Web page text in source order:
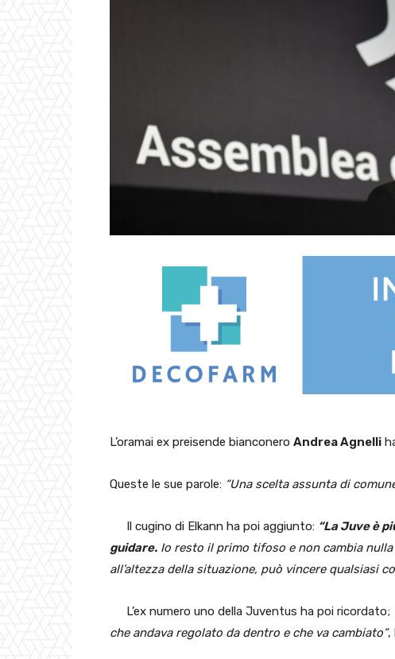
L’oramai ex preisende bianconero Andrea Agnelli
Queste le sue parole: “Una scelta assunta di
Il cugino di Elkann ha poi aggiunto: “La Juve è
guidare. Io resto il primo tifoso e non cambia
all’altezza della situazione, può vincere qualsiasi
L’ex numero uno della Juventus ha poi ricordato;
che andava regolato da dentro e che va cambiato”,